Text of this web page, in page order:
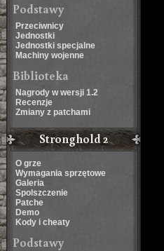
Podstawy
Przeciwnicy
Jednostki
Jednostki specjalne
Machiny wojenne
Biblioteka
Nagrody w wersji 1.2
Recenzje
Zmiany z patchami
Stronghold 2
O grze
Wymagania sprzętowe
Galeria
Spolszczenie
Patche
Demo
Kody i cheaty
Podstawy